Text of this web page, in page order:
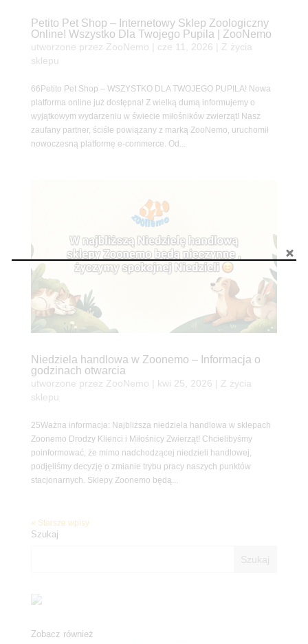
Petito Pet Shop – Internetowy Sklep Zoologiczny
Online! Wszystko Dla Twojego Pupila | ZooNemo
utworzone przez ZooNemo cze 11, 2026
Z życia
sklepu
66Petito Pet Shop – WSZYSTKO DLA TWOJEGO PUPILA! Nowa
platforma online już dostępna! Z wielką dumą informujemy o
wyjątkowym wydarzeniu w świecie miłośników zwierząt! Nasz
zaufany partner, ściśle powiązany z marką ZooNemo, uruchomił
nowoczesną platformę e-commerce. Od...
Niedziela handlowa w Zoonemo – Informacja o
godzinach otwarcia
utworzone przez ZooNemo kwi 25, 2026
Z życia
sklepu
25Ważna informacja: Najbliższa niedziela handlowa w sklepach
Zoonemo Drodzy Klienci i Miłośnicy Zwierząt! Chcielibyśmy
poinformować, że mimo nadchodzącej niedzieli handlowej,
podjęliśmy decyzję o zmianie trybu pracy naszych punktów
stacjonarnych. Sklepy Zoonemo będą...
« Starsze wpisy
Szukaj
Zobacz również